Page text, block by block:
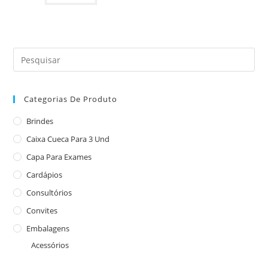
Categorias De Produto
Brindes
Caixa Cueca Para 3 Und
Capa Para Exames
Cardápios
Consultórios
Convites
Embalagens
Acessórios